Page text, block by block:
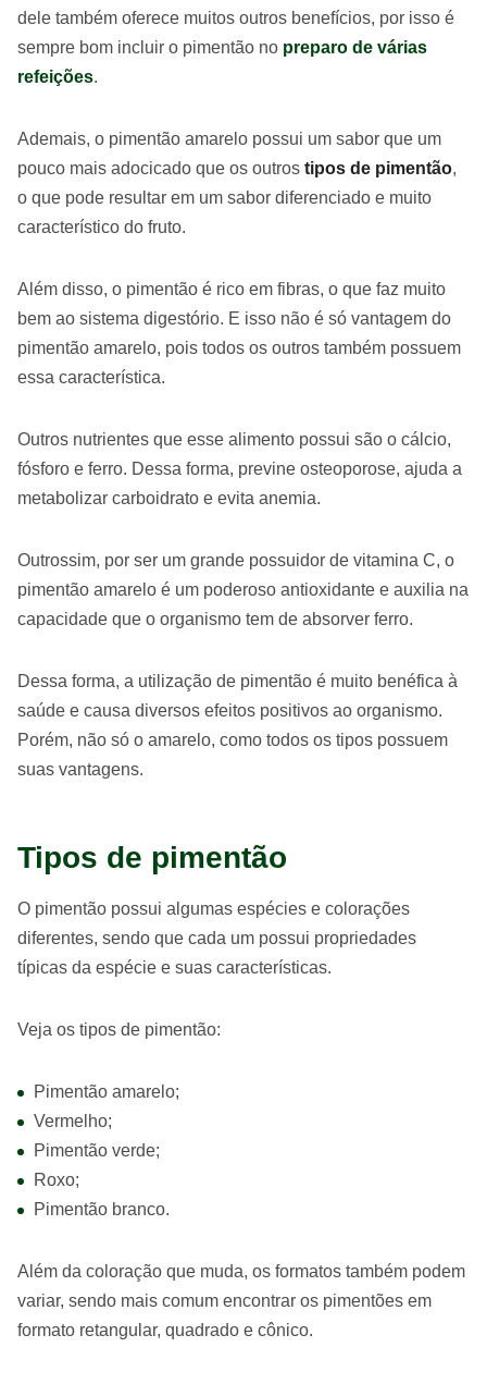
dele também oferece muitos outros benefícios, por isso é
sempre bom incluir o pimentão no preparo de várias
refeições.
Ademais, o pimentão amarelo possui um sabor que um
pouco mais adocicado que os outros tipos de pimentão,
o que pode resultar em um sabor diferenciado e muito
característico do fruto.
Além disso, o pimentão é rico em fibras, o que faz muito
bem ao sistema digestório. E isso não é só vantagem do
pimentão amarelo, pois todos os outros também possuem
essa característica.
Outros nutrientes que esse alimento possui são o cálcio,
fósforo e ferro. Dessa forma, previne osteoporose, ajuda a
metabolizar carboidrato e evita anemia.
Outrossim, por ser um grande possuidor de vitamina C, o
pimentão amarelo é um poderoso antioxidante e auxilia na
capacidade que o organismo tem de absorver ferro.
Dessa forma, a utilização de pimentão é muito benéfica à
saúde e causa diversos efeitos positivos ao organismo.
Porém, não só o amarelo, como todos os tipos possuem
suas vantagens.
Tipos de pimentão
O pimentão possui algumas espécies e colorações
diferentes, sendo que cada um possui propriedades
típicas da espécie e suas características.
Veja os tipos de pimentão:
Pimentão amarelo;
Vermelho;
Pimentão verde;
Roxo;
Pimentão branco.
Além da coloração que muda, os formatos também podem
variar, sendo mais comum encontrar os pimentões em
formato retangular, quadrado e cônico.